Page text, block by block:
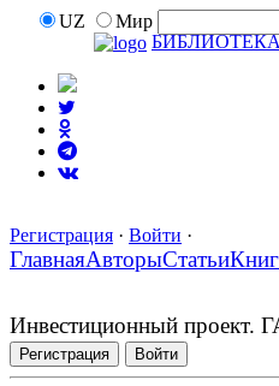
UZ
Мир
Регистрация · Войти ·
ГлавнаяАвторыСтатьи
Инвестиционный проект.
Регистрация Войти